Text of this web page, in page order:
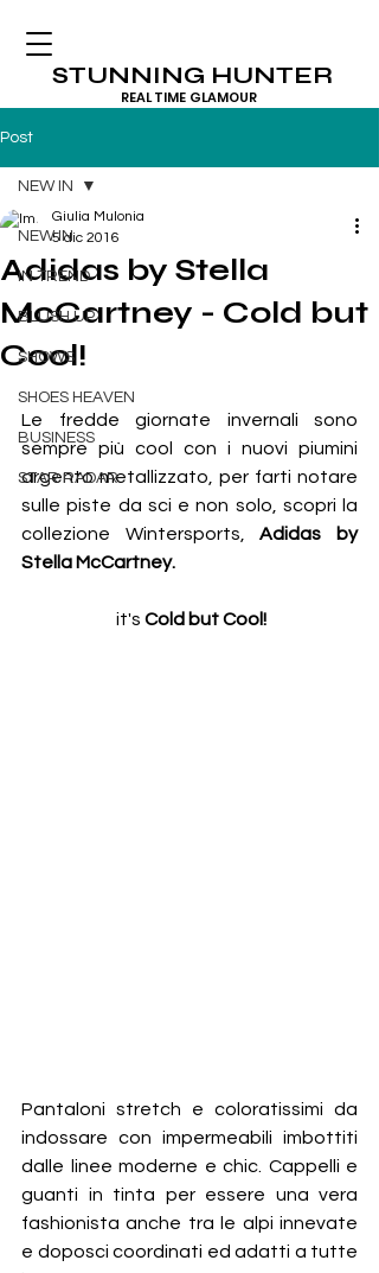
STUNNING HUNTER
REAL TIME GLAMOUR
Post
NEW IN
IN TREND
BLUSH UP
SHOWS
SHOES HEAVEN
BUSINESS
STAR RADAR
NEW IN
Adidas by Stella
McCartney - Cold but
Cool!
Giulia Mulonia
5 dic 2016
Le fredde giornate invernali sono
sempre più cool con i nuovi piumini
argento metallizzato, per farti notare
sulle piste da sci e non solo, scopri la
collezione Wintersports, Adidas by
Stella McCartney.
it's Cold but Cool!
Pantaloni stretch e coloratissimi da
indossare con impermeabili imbottiti
dalle linee moderne e chic. Cappelli e
guanti in tinta per essere una vera
fashionista anche tra le alpi innevate
e doposci coordinati ed adatti a tutte